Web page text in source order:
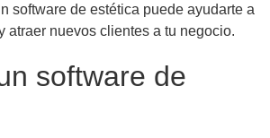
software de estética puede ayudarte a
atraer nuevos clientes a tu negocio.
software de